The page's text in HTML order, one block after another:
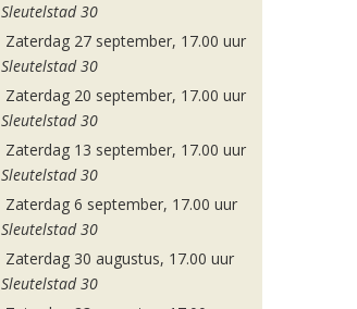
Sleutelstad 30
Zaterdag 27 september, 17.00 uur
Sleutelstad 30
Zaterdag 20 september, 17.00 uur
Sleutelstad 30
Zaterdag 13 september, 17.00 uur
Sleutelstad 30
Zaterdag 6 september, 17.00 uur
Sleutelstad 30
Zaterdag 30 augustus, 17.00 uur
Sleutelstad 30